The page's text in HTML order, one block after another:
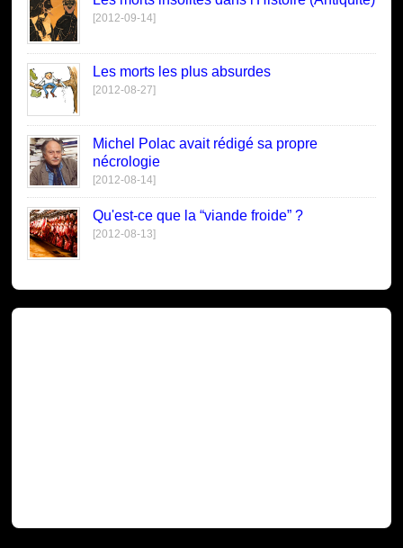
[2012-09-14]
Les morts les plus absurdes
[2012-08-27]
Michel Polac avait rédigé sa propre
nécrologie
[2012-08-14]
Qu'est-ce que la “viande froide” ?
[2012-08-13]